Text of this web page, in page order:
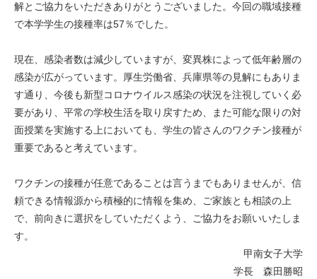
解とご協力をいただきありがとうございました。今回の職域接種
で本学学生の接種率は57％でした。
現在、感染者数は減少していますが、変異株によって低年齢層の
感染が広がっています。厚生労働省、兵庫県等の見解にもありま
す通り、今後も新型コロナウイルス感染の状況を注視していく必
要があり、平常の学校生活を取り戻すため、また可能な限りの対
面授業を実施する上においても、学生の皆さんのワクチン接種が
重要であると考えています。
ワクチンの接種が任意であることは言うまでもありませんが、信
頼できる情報源から積極的に情報を集め、ご家族とも相談の上
で、前向きに選択をしていただくよう、ご協力をお願いいたしま
す。
甲南女子大学
学長 森田勝昭